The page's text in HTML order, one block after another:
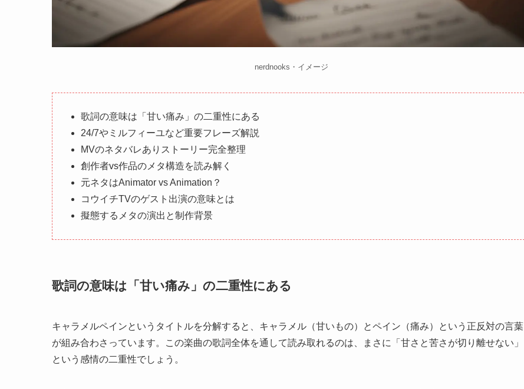
nerdnooks・イメージ
歌詞の意味は「甘い痛み」の二重性にある
24/7やミルフィーユなど重要フレーズ解説
MVのネタバレありストーリー完全整理
創作者vs作品のメタ構造を読み解く
元ネタはAnimator vs Animation？
コウイチTVのゲスト出演の意味とは
擬態するメタの演出と制作背景
歌詞の意味は「甘い痛み」の二重性にある
キャラメルペインというタイトルを分解すると、キャラメル（甘いもの）とペイン（痛み）という正反対の言葉
が組み合わさっています。この楽曲の歌詞全体を通して読み取れるのは、まさに「甘さと苦さが切り離せない」
という感情の二重性でしょう。